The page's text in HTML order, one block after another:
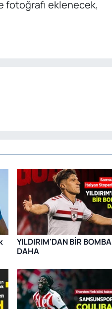
fotoğrafı eklenecek,
YILDIRIM'DAN BİR BOMBA
DAHA